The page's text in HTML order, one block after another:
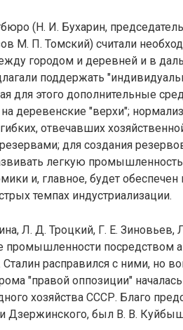
(Н. И. Бухарин,
М. П. Томский) считали
городом и деревней и в
поддержать
для этого дополнительные
деревенские "верхи";
отвечавших
для создания
легкую
и, главное, будет обеспечен
темпах индустриализации.
Л. Д. Троцкий, Г. Е.
промышленности посредством
расправился с ними, но
"правой оппозиции"
хозяйства СССР. Благо
Дзержинского, был В. В.